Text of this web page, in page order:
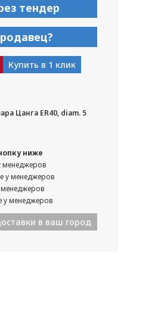
тендер
Купить в 1 клик
Цанга ER40, diam. 5
ниже
менеджеров
у менеджеров
у менеджеров
в ваш город